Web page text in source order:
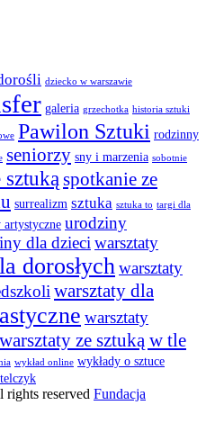
dziecko w warszawie
galeria grzechotka historia sztuki
Pawilon Sztuki rodzinny
seniorzy sny i marzenia sobotnie
sztukąspotkanie ze
surrealizm sztuka sztuka to targi dla
urodziny
dla dzieciwarsztaty
dorosłychwarsztaty
warsztaty dla
warsztaty
warsztaty ze sztuką w tle
wykład online wykłady o sztuce
rights reserved Fundacja